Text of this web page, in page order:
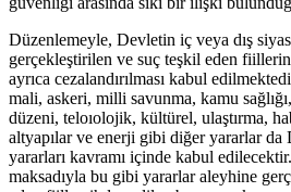
Düzenlemeyle, Devletin iç veya dış
gerçekleştirilen ve suç teşkil eden
ayrıca cezalandırılması kabul
mali, askeri, milli savunma, kamu
düzeni, teloıolojik, kültürel, ulaştırma,
altyapılar ve enerji gibi diğer yararlar da
yararları kavramı içinde kabul
maksadıyla bu gibi yararlar aleyhine